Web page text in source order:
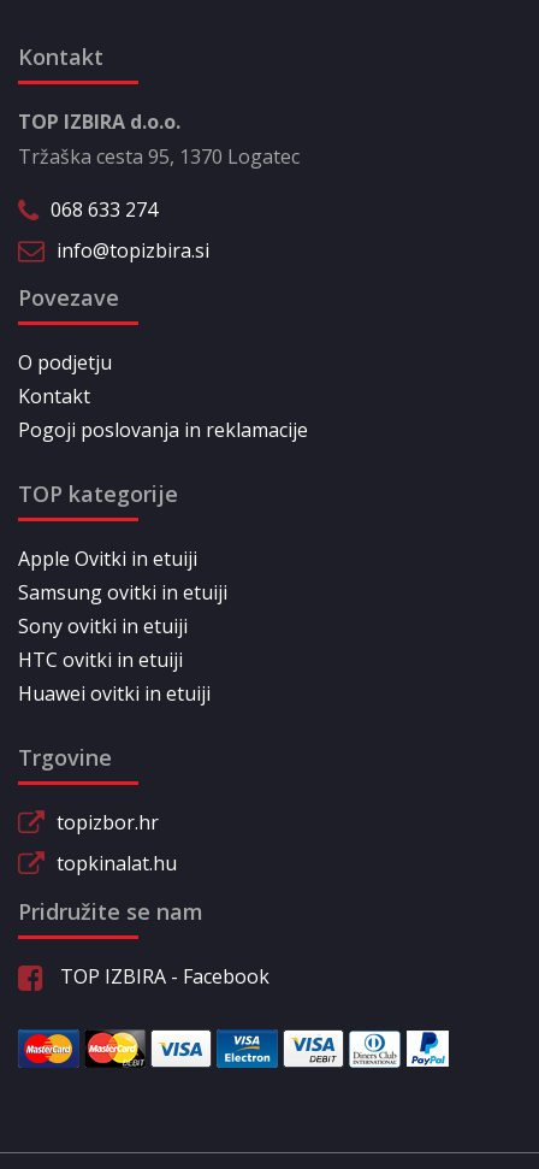
Kontakt
TOP IZBIRA d.o.o.
Tržaška cesta 95, 1370 Logatec
068 633 274
info@topizbira.si
Povezave
O podjetju
Kontakt
Pogoji poslovanja in reklamacije
TOP kategorije
Apple Ovitki in etuiji
Samsung ovitki in etuiji
Sony ovitki in etuiji
HTC ovitki in etuiji
Huawei ovitki in etuiji
Trgovine
topizbor.hr
topkinalat.hu
Pridružite se nam
TOP IZBIRA - Facebook